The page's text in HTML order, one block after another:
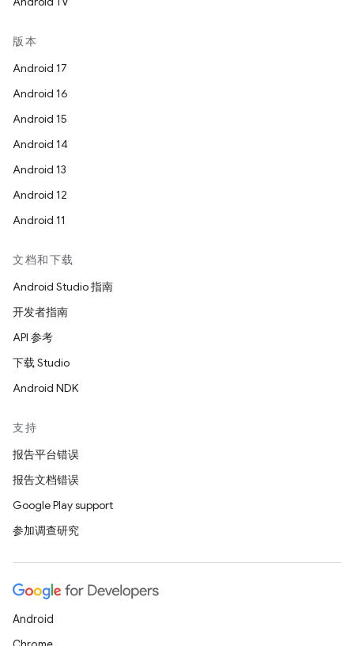
版本
Android 17
Android 16
Android 15
Android 14
Android 13
Android 12
Android 11
文档和下载
Android Studio 指南
开发者指南
API 参考
下载 Studio
Android NDK
支持
报告平台错误
报告文档错误
Google Play support
参加调查研究
Android